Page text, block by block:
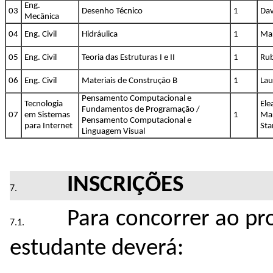
03
Eng.
Mecânica
Desenho Técnico 1
04 Eng. Civil Hidráulica 1
05 Eng. Civil Teoria das Estruturas I e II 1
06 Eng. Civil Materiais de Construção B 1
07
Tecnologia
em Sistemas
para Internet
Pensamento Computacional e
Fundamentos de Programação /
Pensamento Computacional e
Linguagem Visual
1
INSCRIÇÕES
Para concorrer ao
estudante deverá: